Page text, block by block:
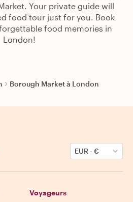
Your private guide will
food tour just for you. Book
food memories in
London!
Borough Market à London
EUR-€
Voyageurs